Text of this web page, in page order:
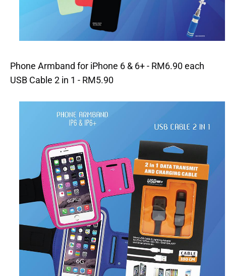
Phone Armband for iPhone 6 & 6+ - RM6.90 each
USB Cable 2 in 1 - RM5.90